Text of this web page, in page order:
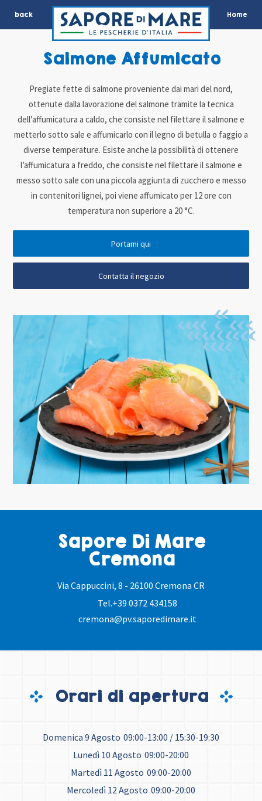
back Home
Sapore Di Mare
Cremona
Via Cappuccini, 8 - 26100 Cremona CR
Tel.+39 0372 434158
cremona@pv.saporedimare.it
Salmone Affumicato
Pregiate fette di salmone proveniente dai mari del nord,
ottenute dalla lavorazione del salmone tramite la tecnica
dell’affumicatura a caldo, che consiste nel filettare il salmone e
metterlo sotto sale e affumicarlo con il legno di betulla o faggio a
diverse temperature. Esiste anche la possibilità di ottenere
l’affumicatura a freddo, che consiste nel filettare il salmone e
messo sotto sale con una piccola aggiunta di zucchero e messo
in contenitori lignei, poi viene affumicato per 12 ore con
temperatura non superiore a 20 °C.
Portami qui
Contatta il negozio
Orari di apertura
Domenica 9 Agosto 09:00-13:00 / 15:30-19:30
Lunedì 10 Agosto 09:00-20:00
Martedì 11 Agosto 09:00-20:00
Mercoledì 12 Agosto 09:00-20:00